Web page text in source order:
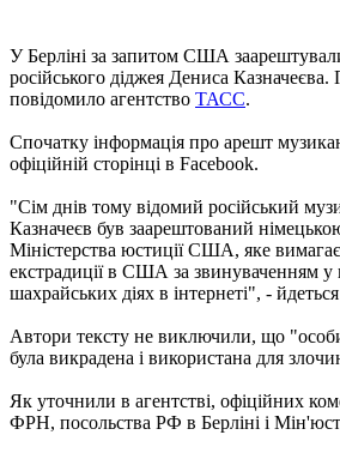
У Берліні за запитом США
російського діджея Дениса
повідомило агентство ТАСС.
Спочатку інформація про арешт
офіційній сторінці в Facebook.
"Сім днів тому відомий російський
Казначеєв був заарештований
Міністерства юстиції США, яке
екстрадиції в США за звинуваченням у
шахрайських діях в інтернеті", -
Автори тексту не виключили, що
була викрадена і використана для
Як уточнили в агентстві, офіційних
ФРН, посольства РФ в Берліні і